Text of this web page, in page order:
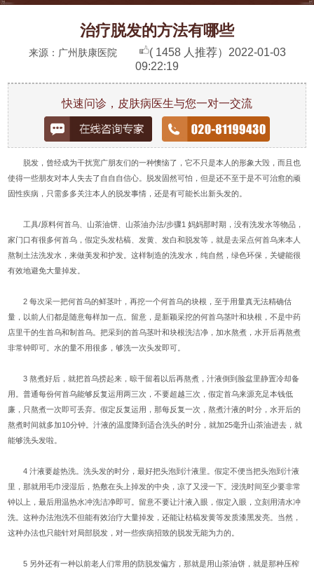
治疗脱发的方法有哪些
来源：广州肤康医院 ( 1458 人推荐） 2022-01-03
09:22:19
快速问诊，皮肤病医生与您一对一交流
脱发，曾经成为干扰宽广朋友们的一种懊恼了，它不只是本人的形象大毁，而且也
使得一些朋友对本人失去了自自自信心。脱发固然可怕，但是还不至于是不可治愈的顽
固性疾病，只需多多关注本人的脱发事情，还是有可能长出新头发的。
工具/原料何首乌、山茶油饼、山茶油办法/步骤1 妈妈那时期，没有洗发水等物品，
家门口有很多何首乌，假定头发枯槁、发黄、发白和脱发等，就是去采点何首乌来本人
熬制土法洗发水，来做美发和护发。这样制造的洗发水，纯自然，绿色环保，关键能很
有效地避免大量掉发。
2 每次采一把何首乌的鲜茎叶，再挖一个何首乌的块根，至于用量真无法精确估
量，以前人们都是随意每样加一点。留意，是新颖采挖的何首乌茎叶和块根，不是中药
店里干的生首乌和制首乌。把采到的首乌茎叶和块根洗洁净，加水熬煮，水开后再熬煮
非常钟即可。水的量不用很多，够洗一次头发即可。
3 熬煮好后，就把首乌捞起来，晾干留着以后再熬煮，汁液倒到脸盆里静置冷却备
用。普通每份何首乌能够反复运用两三次，不要超越三次，假定首乌来源充足本钱低
廉，只熬煮一次即可丢弃。假定反复运用，那每反复一次，熬煮汁液的时分，水开后的
熬煮时间就多加10分钟。汁液的温度降到适合洗头的时分，就加25毫升山茶油进去，就
能够洗头发啦。
4 汁液要趁热洗。洗头发的时分，最好把头泡到汁液里。假定不便当把头泡到汁液
里，那就用毛巾浸湿后，热敷在头上掉发的中央，凉了又浸一下。浸洗时间至少要非常
钟以上，最后用温热水冲洗洁净即可。留意不要让汁液入眼，假定入眼，立刻用清水冲
洗。这种办法泡洗不但能有效治疗大量掉发，还能让枯槁发黄等发质漆黑发亮。当然，
这种办法也只能针对局部脱发，对一些疾病招致的脱发无能为力的。
5 另外还有一种以前老人们常用的防脱发偏方，那就是用山茶油饼，就是那种压榨